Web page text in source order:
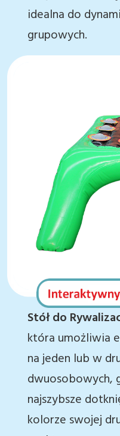
idealna do
grupowych.
Stół do
która umożliwia
na jeden lub w
dwuosobowych,
najszybsze
kolorze swojej